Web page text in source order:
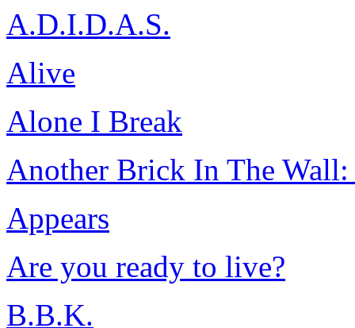
A.D.I.D.A.S.
Alive
Alone I Break
Another Brick In The Wall:
Appears
Are you ready to live?
B.B.K.